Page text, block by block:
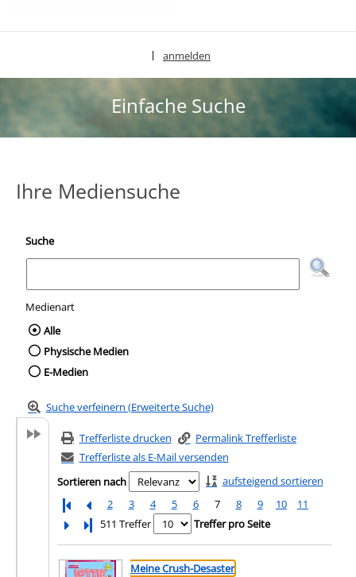
anmelden
Einfache Suche
Ihre Mediensuche
Suche
Medienart
Wählen Sie die Medienart nach der Sie
Alle
Physische Medien
E-Medien
Suche verfeinern (Erweiterte Suche)
Trefferliste drucken
Permalink Trefferliste
Trefferliste als E-Mail versenden
Sortieren nach
aufsteigend sortieren
2
3 4 5 6 7 8 9 10
11
Letzte Seite
511 Treffer Treffer pro Seite
Suchergebnis
Zu den Suchfiltern springen
Meine Crush-Desaster